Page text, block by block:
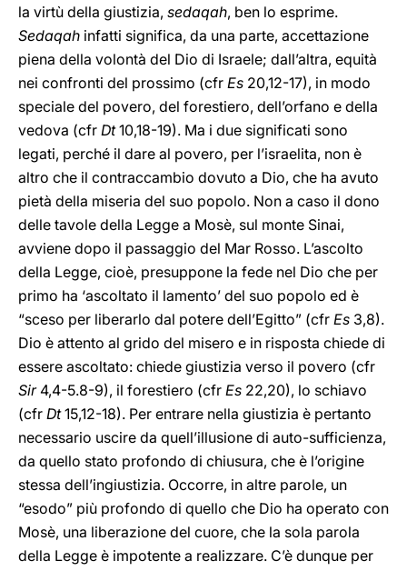
la virtù della giustizia, sedaqah, ben lo esprime.
Sedaqah infatti significa, da una parte, accettazione
piena della volontà del Dio di Israele; dall’altra, equità
nei confronti del prossimo (cfr Es 20,12-17), in modo
speciale del povero, del forestiero, dell’orfano e della
vedova (cfr Dt10,18-19). Ma i due significati sono
legati, perché il dare al povero, per l’israelita, non è
altro che il contraccambio dovuto a Dio, che ha avuto
pietà della miseria del suo popolo. Non a caso il dono
delle tavole della Legge a Mosè, sul monte Sinai,
avviene dopo il passaggio del Mar Rosso. L’ascolto
della Legge, cioè, presuppone la fede nel Dio che per
primo ha ‘ascoltato il lamento’ del suo popolo ed è
“sceso per liberarlo dal potere dell’Egitto” (cfr Es 3,8).
Dio è attento al grido del misero e in risposta chiede di
essere ascoltato: chiede giustizia verso il povero (cfr
Sir 4,4-5.8-9), il forestiero (cfr Es 22,20), lo schiavo
(cfr Dt15,12-18). Per entrare nella giustizia è pertanto
necessario uscire da quell’illusione di auto-sufficienza,
da quello stato profondo di chiusura, che è l’origine
stessa dell’ingiustizia. Occorre, in altre parole, un
“esodo” più profondo di quello che Dio ha operato con
Mosè, una liberazione del cuore, che la sola parola
della Legge è impotente a realizzare. C’è dunque per